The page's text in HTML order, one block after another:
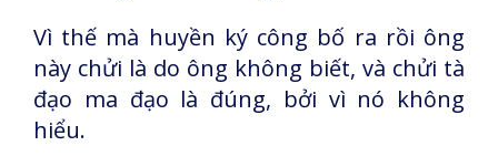
Vì thế mà huyền ký công bố ra rồi ông
này chửi là do ông không biết, và chửi tà
đạo ma đạo là đúng, bởi vì nó không
hiểu.